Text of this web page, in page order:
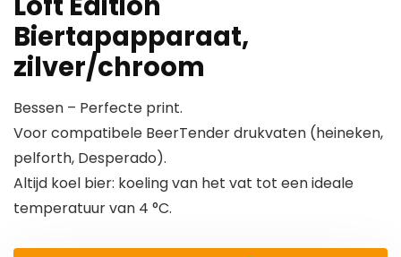
Biertapapparaat,
zilver/chroom
Bessen – Perfecte print.
Voor compatibele BeerTender drukvaten (heineken,
pelforth, Desperado).
Altijd koel bier: koeling van het vat tot een ideale
temperatuur van 4 °C.